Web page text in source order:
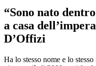
“Sono nato
a casa
D’Offizi
Ha lo stesso nome e lo